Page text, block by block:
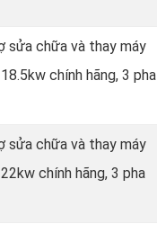
sửa chữa và thay máy
chính hãng, 3 pha
sửa chữa và thay máy
chính hãng, 3 pha